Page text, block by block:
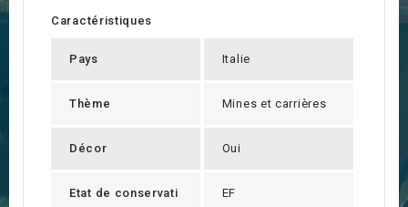
Caractéristiques
Pays Italie
Thème Mines et carrières
Décor Oui
Etat de conservati
EF